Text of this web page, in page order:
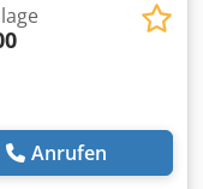
Anrufen